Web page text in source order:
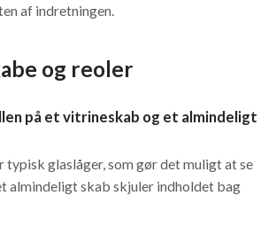
af indretningen.
og reoler
på et vitrineskab og et almindeligt
typisk glaslåger, som gør det muligt at se
almindeligt skab skjuler indholdet bag